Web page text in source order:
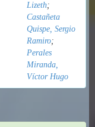
Lizeth;
Castañeta
Quispe, Sergio
Ramiro;
Perales
Miranda,
Víctor Hugo